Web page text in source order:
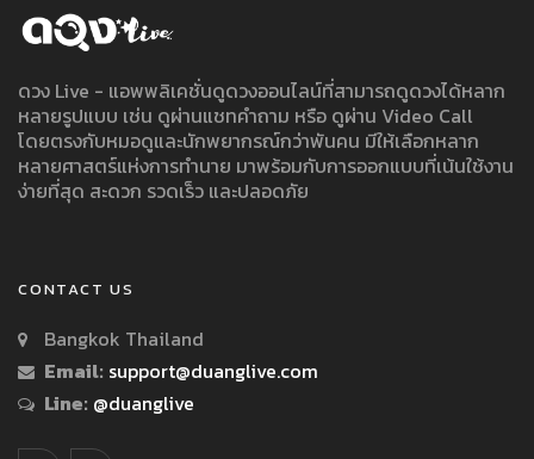
ดวง Live - แอพพลิเคชั่นดูดวงออนไลน์ที่สามารถดูดวงได้หลาก
หลายรูปแบบ เช่น ดูผ่านแชทคำถาม หรือ ดูผ่าน Video Call
โดยตรงกับหมอดูและนักพยากรณ์กว่าพันคน มีให้เลือกหลาก
หลายศาสตร์แห่งการทำนาย มาพร้อมกับการออกแบบที่เน้นใช้งาน
ง่ายที่สุด สะดวก รวดเร็ว และปลอดภัย
CONTACT US
Bangkok Thailand
Email: support@duanglive.com
Line: @duanglive